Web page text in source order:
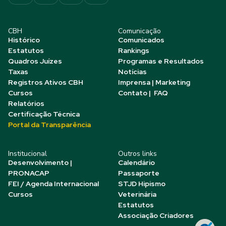
CBH
Histórico
Estatutos
Quadros Juízes
Taxas
Registros Ativos CBH
Cursos
Relatórios
Certificação Técnica
Portal da Transparência
Comunicação
Comunicados
Rankings
Programas e Resultados
Notícias
Imprensa | Marketing
Contato | FAQ
Institucional
Desenvolvimento |
PRONACAP
FEI / Agenda Internacional
Cursos
Outros links
Calendário
Passaporte
STJD Hipismo
Veterinária
Estatutos
Associação Criadores